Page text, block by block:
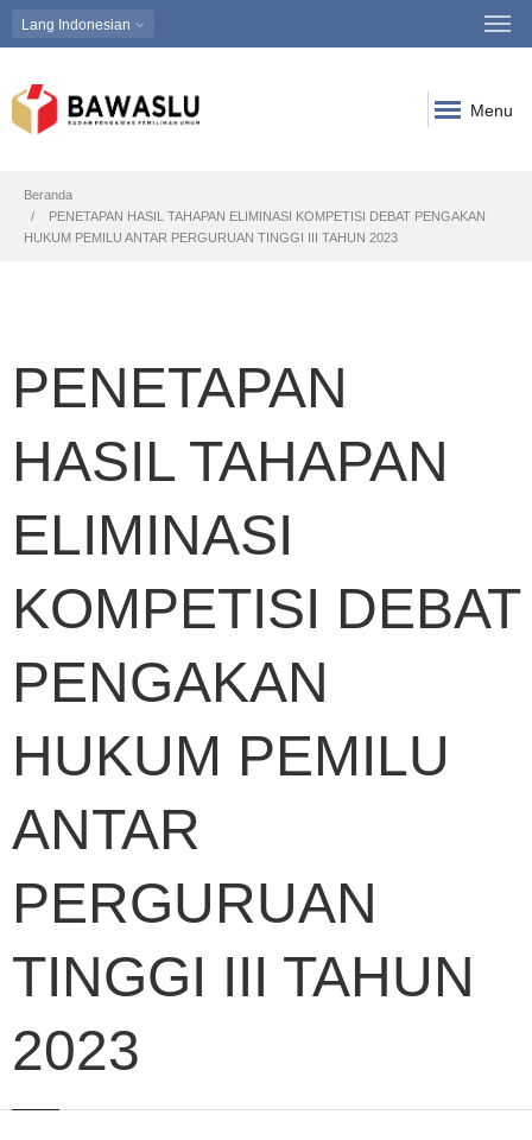
Lang Indonesian
Menu
Breadcrumb
Beranda
PENETAPAN HASIL TAHAPAN ELIMINASI KOMPETISI DEBAT PENGAKAN
HUKUM PEMILU ANTAR PERGURUAN TINGGI III TAHUN 2023
PENETAPAN
HASIL TAHAPAN
ELIMINASI
KOMPETISI DEBAT
PENGAKAN
HUKUM PEMILU
ANTAR
PERGURUAN
TINGGI III TAHUN
2023